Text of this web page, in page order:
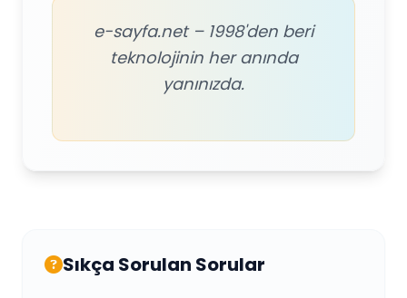
e-sayfa.net – 1998'den beri
teknolojinin her anında
yanınızda.
Sıkça Sorulan Sorular